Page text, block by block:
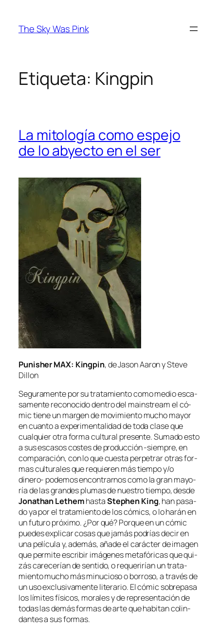
contenido
The Sky Was Pink
Etiqueta: Kingpin
La mitología como espejo
de lo abyecto en el ser
Punisher MAX: Kingpin, de Jason Aaron y Steve
Dillon
Seguramente por su tra­ta­mien­to co­mo me­dio es­ca­
sa­men­te re­co­no­ci­do den­tro del mains­treamel có­
mic tie­ne un mar­gen de mo­vi­mien­to mu­cho ma­yor
en cuan­to a ex­pe­ri­men­ta­li­dad de to­da cla­se que
cual­quier otra for­ma cul­tu­ral pre­sen­te. Sumado es­to
a sus es­ca­sos cos­tes de pro­duc­ción ‑siem­pre, en
com­pa­ra­ción, con lo que cues­ta per­pe­trar otras for­
mas cul­tu­ra­les que re­quie­ren más tiem­po y/o
dinero- po­de­mos en­con­trar­nos co­mo la gran ma­yo­
ría de las gran­des plu­mas de nues­tro tiem­po, des­de
Jonathan Lethemhas­taStephen King, han pa­sa­
do ya por el tra­ta­mien­to de los có­mics, o lo ha­rán en
un fu­tu­ro pró­xi­mo. ¿Por qué? Porque en un có­mic
pue­des ex­pli­car co­sas que ja­más po­drías de­cir en
una pe­lí­cu­la y, ade­más, aña­de el ca­rác­ter de ima­gen
que per­mi­te es­cri­bir imá­ge­nes me­ta­fó­ri­cas que qui­
zás ca­re­ce­rían de sen­ti­do, o re­que­ri­rían un tra­ta­
mien­to mu­cho más mi­nu­cio­so o bo­rro­so, a tra­vés de
un uso ex­clu­si­va­men­te li­te­ra­rio. El có­mic so­bre­pa­sa
los lí­mi­tes fí­si­cos, mo­ra­les y de re­pre­sen­ta­ción de
to­das las de­más for­mas de ar­te que ha­bi­tan co­lin­
dan­tes a sus formas.